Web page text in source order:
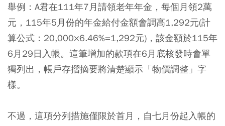
舉例：A君在111年7月請領老年年金，每個月領2萬
元，115年5月份的年金給付金額會調高1,292元(計
算公式：20,000×6.46%=1,292元)，該金額於115年
6月29日入帳。 這筆增加的款項在6月底核發時會單
獨列出，帳戶存摺摘要將清楚顯示「物價調整」字
樣。
不過，這項分列措施僅限於首月，自七月份起入帳的